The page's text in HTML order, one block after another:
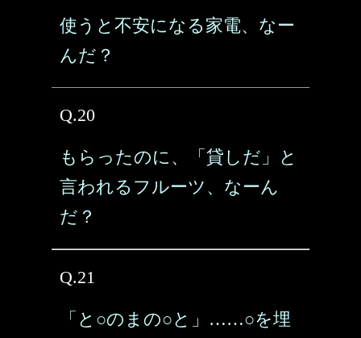
使うと不安になる家電、なー
んだ？
Q.20
もらったのに、「貸しだ」と
言われるフルーツ、なーん
だ？
Q.21
「と○のまの○と」……○を埋